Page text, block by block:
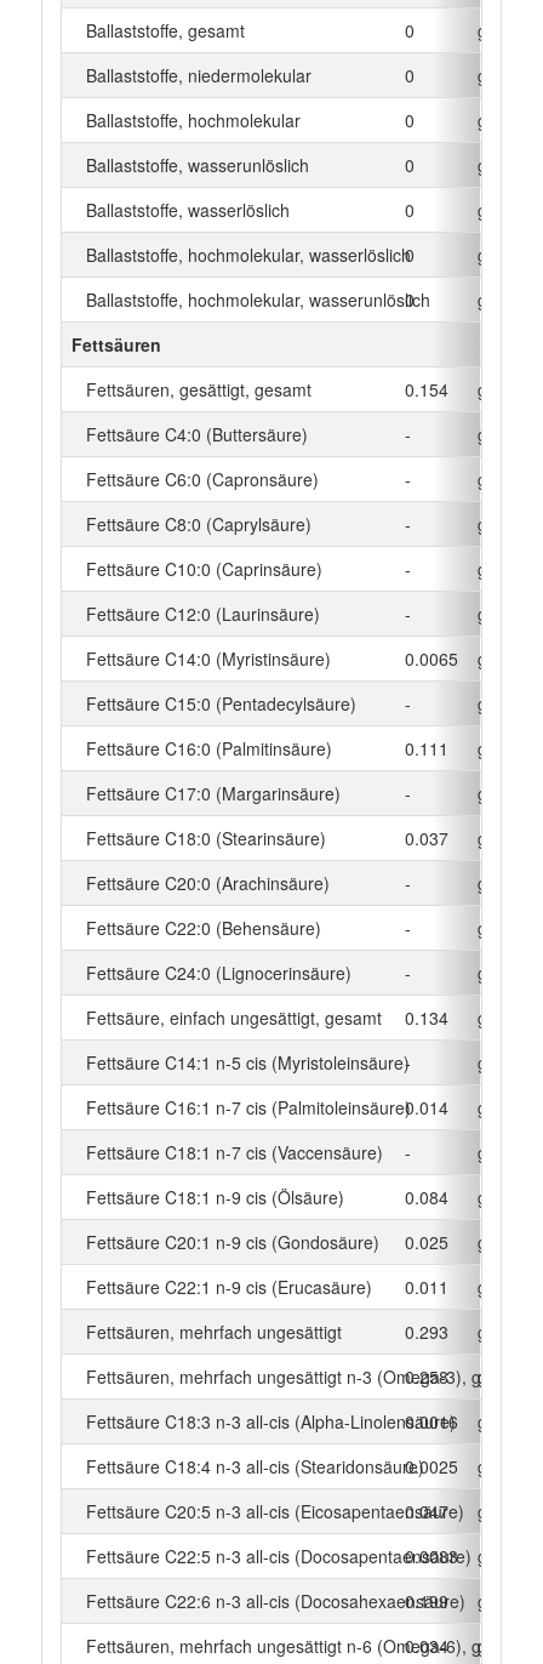
Ballaststoffe, gesamt
0
g
Ballaststoffe, niedermolekular
0
g
Ballaststoffe, hochmolekular
0
g
Ballaststoffe, wasserunlöslich
0
g
Ballaststoffe, wasserlöslich
0
g
Ballaststoffe, hochmolekular, wasserlöslich0
g
Ballaststoffe, hochmolekular, wasserunlöslich
0
g
Fettsäuren
Fettsäuren, gesättigt, gesamt
0.154
g
Fettsäure C4:0 (Buttersäure)
-
g
Fettsäure C6:0 (Capronsäure)
-
g
Fettsäure C8:0 (Caprylsäure)
-
g
Fettsäure C10:0 (Caprinsäure)
-
g
Fettsäure C12:0 (Laurinsäure)
-
g
Fettsäure C14:0 (Myristinsäure)
0.0065
g
Fettsäure C15:0 (Pentadecylsäure)
-
g
Fettsäure C16:0 (Palmitinsäure)
0.111
g
Fettsäure C17:0 (Margarinsäure)
-
g
Fettsäure C18:0 (Stearinsäure)
0.037
g
Fettsäure C20:0 (Arachinsäure)
-
g
Fettsäure C22:0 (Behensäure)
-
g
Fettsäure C24:0 (Lignocerinsäure)
-
g
Fettsäure, einfach ungesättigt, gesamt
0.134
g
Fettsäure C14:1 n-5 cis (Myristoleinsäure)-
g
Fettsäure C16:1 n-7 cis (Palmitoleinsäure)0.014
g
Fettsäure C18:1 n-7 cis (Vaccensäure)
-
g
Fettsäure C18:1 n-9 cis (Ölsäure)
0.084
g
Fettsäure C20:1 n-9 cis (Gondosäure)
0.025
g
Fettsäure C22:1 n-9 cis (Erucasäure)
0.011
g
Fettsäuren, mehrfach ungesättigt
0.293
g
Fettsäuren, mehrfach ungesättigt n-3 (Omega-3), gesamt
0.258
g
Fettsäure C18:3 n-3 all-cis (Alpha-Linolensäure)
0.0016
g
Fettsäure C18:4 n-3 all-cis (Stearidonsäure)0.0025
g
Fettsäure C20:5 n-3 all-cis (Eicosapentaensäure)
0.047
g
Fettsäure C22:5 n-3 all-cis (Docosapentaensäure)
0.0083
g
Fettsäure C22:6 n-3 all-cis (Docosahexaensäure)
0.199
g
Fettsäuren, mehrfach ungesättigt n-6 (Omega-6), gesamt
0.034
g